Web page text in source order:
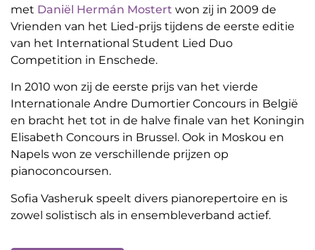
met Daniël Hermán Mostert won zij in 2009 de
Vrienden van het Lied-prijs tijdens de eerste editie
van het International Student Lied Duo
Competition in Enschede.
In 2010 won zij de eerste prijs van het vierde
Internationale Andre Dumortier Concours in België
en bracht het tot in de halve finale van het Koningin
Elisabeth Concours in Brussel. Ook in Moskou en
Napels won ze verschillende prijzen op
pianoconcoursen.
Sofia Vasheruk speelt divers pianorepertoire en is
zowel solistisch als in ensembleverband actief.